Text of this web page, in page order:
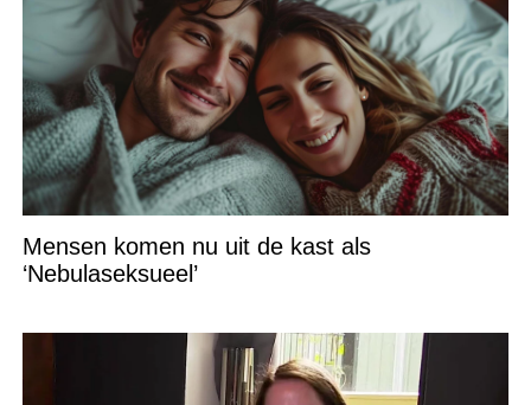
Mensen komen nu uit de kast als
‘Nebulaseksueel’